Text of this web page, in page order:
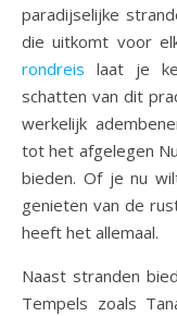
paradijselijke
die uitkomt voor
rondreis laat je
schatten van dit
werkelijk
tot het afgelegen
bieden. Of je nu
genieten van de
heeft het allemaal.
Naast stranden
Tempels zoals